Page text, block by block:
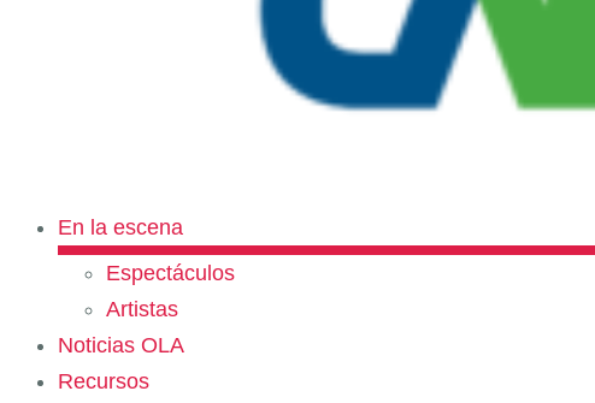
En la escena
Espectáculos
Artistas
Noticias OLA
Recursos